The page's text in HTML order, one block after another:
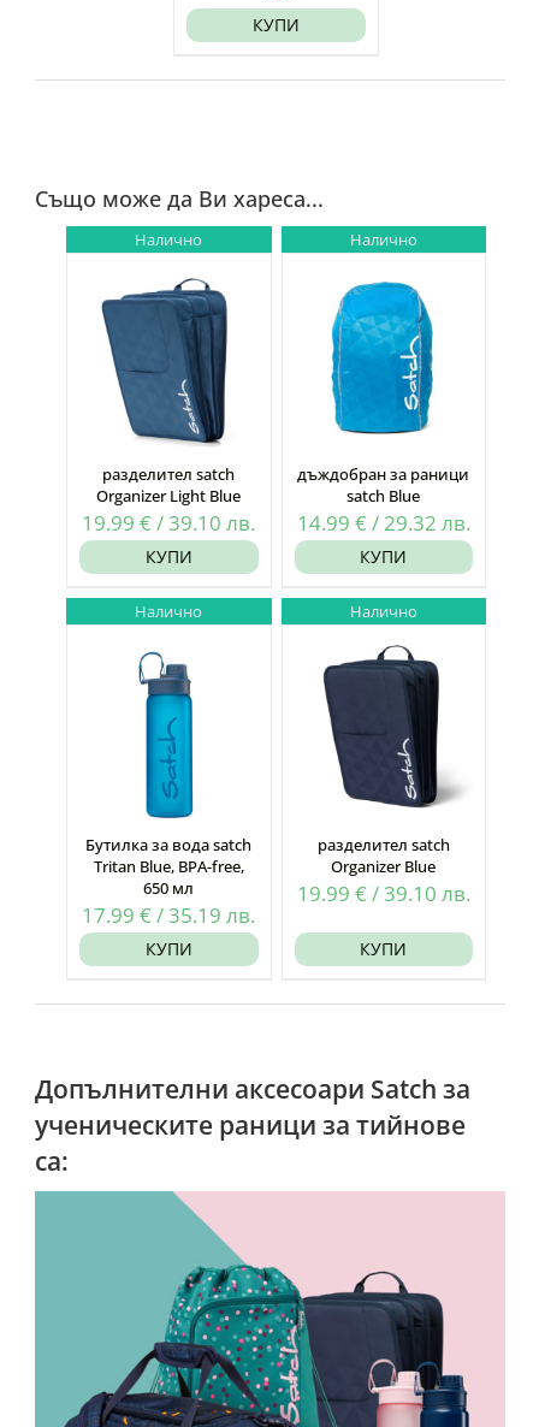
КУПИ
Също може да Ви хареса...
Налично
разделител satch
Organizer Light Blue
19.99€ /39.10лв.
КУПИ
Налично
дъждобран за раници
satch Blue
14.99 € /29.32 лв.
КУПИ
Налично
Бутилка за вода satch
Tritan Blue, BPA-free,
650 мл
17.99€ /35.19лв.
КУПИ
Налично
разделител satch
Organizer Blue
19.99 € /39.10 лв.
КУПИ
Допълнителни аксесоари Satch за
ученическите раници за тийнове
са:
Промоция!